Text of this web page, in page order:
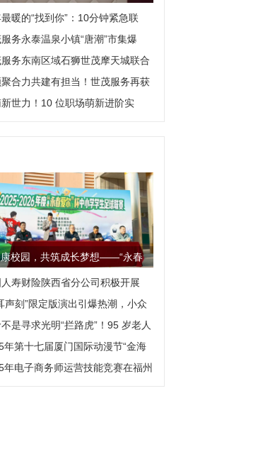
购指南
暖的“找到你”：10分钟紧急联
务永泰温泉小镇“唐潮”市集爆
务东南区域石狮世茂摩天城联合
合力共建有担当！世茂服务再获
新世力！10 位职场萌新进阶实
校园，共筑成长梦想——“永春
小学足球联赛圆满...
寿财险陕西省分公司积极开展
声刻”限定版演出引爆热潮，小众
是寻求光明“拦路虎”！95 岁老人
年第十七届厦门国际动漫节“金海
年电子商务师运营技能竞赛在福州